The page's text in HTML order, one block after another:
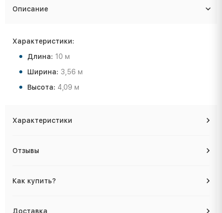
Описание
Характеристики:
Длина: 10 м
Ширина: 3,56 м
Высота: 4,09 м
Характеристики
Отзывы
Как купить?
Доставка